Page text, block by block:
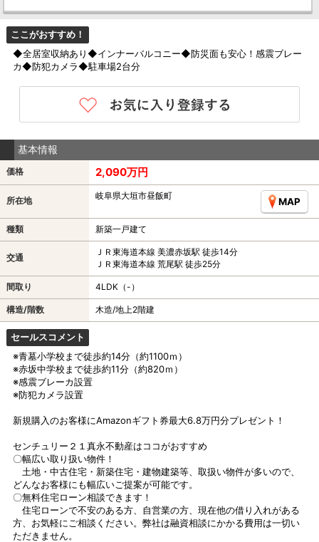
ここがおすすめ！
◆全居室収納あり◆インナーバルコニー◆防災面も安心！感震ブレー
カ◆防犯カメラ◆駐車場2台分
基本情報
価格 2,090万円
所在地 岐阜県大垣市昼飯町
MAP
種類 新築一戸建て
交通
ＪＲ東海道本線 美濃赤坂駅 徒歩14分
ＪＲ東海道本線 荒尾駅 徒歩25分
間取り 4LDK（-）
構造/階数 木造/地上2階建
セールスコメント
※青墓小学校まで徒歩約14分（約1100ｍ）
※赤坂中学校まで徒歩約11分（約820ｍ）
※感震ブレーカ設置
※防犯カメラ設置
新規購入のお客様にAmazonギフト券最大6.8万円分プレゼント！
センチュリー２１真永不動産はココがおすすめ
〇幅広い取り扱い物件！
土地・中古住宅・新築住宅・建物建築等、取扱い物件が多いので、
どんなお客様にも幅広いご提案が可能です。
〇無料住宅ローン相談できます！
住宅ローンで不安のある方、自営業の方、現在他の借り入れがある
方、お気軽にご相談ください。弊社は融資相談にかかる費用は一切い
ただきません。